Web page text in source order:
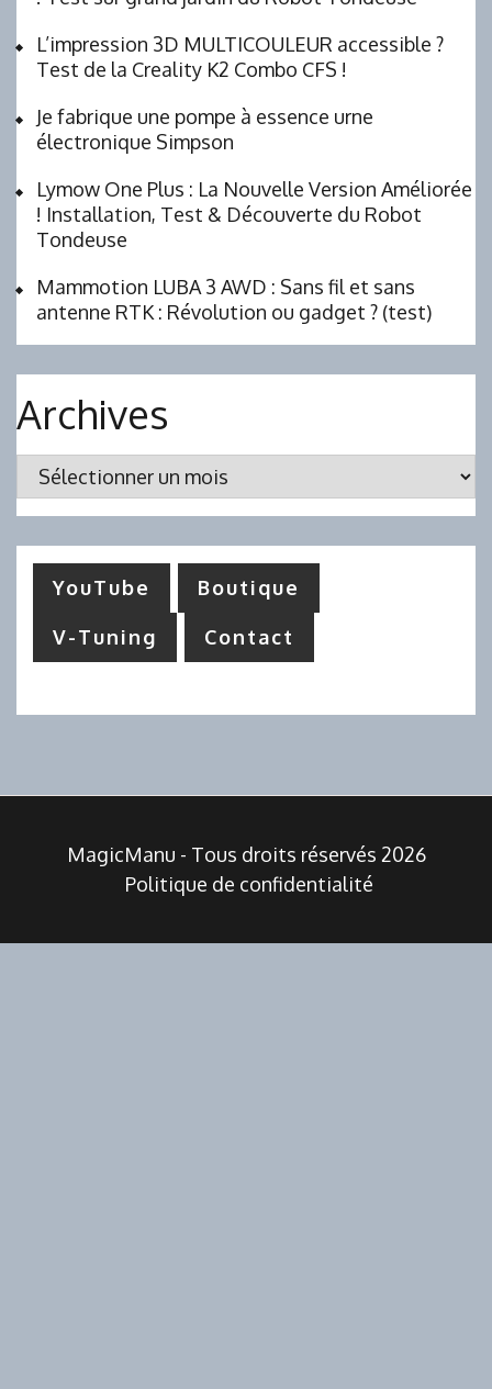
L’impression 3D MULTICOULEUR accessible ?
Test de la Creality K2 Combo CFS !
Je fabrique une pompe à essence urne
électronique Simpson
Lymow One Plus : La Nouvelle Version Améliorée
! Installation, Test & Découverte du Robot
Tondeuse
Mammotion LUBA 3 AWD : Sans fil et sans
antenne RTK : Révolution ou gadget ? (test)
Archives
Archives
YouTube Boutique
V-Tuning Contact
MagicManu - Tous droits réservés 2026
Politique de confidentialité